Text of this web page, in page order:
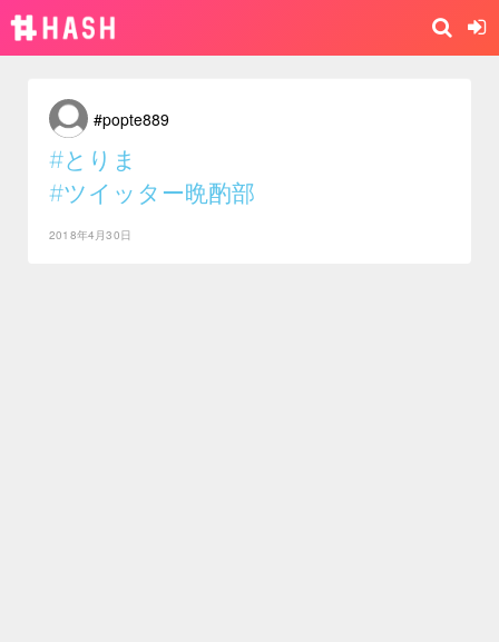
#popte889
#とりま
#ツイッター晩酌部
2018年4月30日